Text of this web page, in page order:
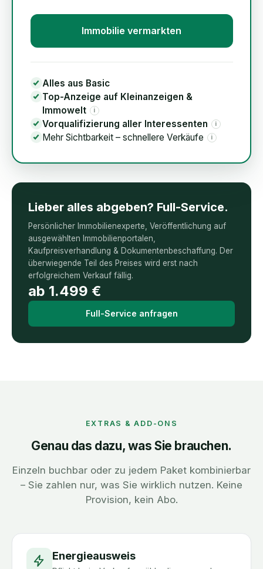
Immobilie vermarkten
Alles aus Basic
Top-Anzeige auf Kleinanzeigen &
Immowelt
i
Vorqualifizierung aller Interessenten i
Mehr Sichtbarkeit – schnellere Verkäufe i
Lieber alles abgeben? Full-Service.
Persönlicher Immobilienexperte, Veröffentlichung auf
ausgewählten Immobilienportalen,
Kaufpreisverhandlung & Dokumentenbeschaffung. Der
überwiegende Teil des Preises wird erst nach
erfolgreichem Verkauf fällig.
ab 1.499 €
Full-Service anfragen
EXTRAS & ADD-ONS
Genau das dazu, was Sie brauchen.
Einzeln buchbar oder zu jedem Paket kombinierbar
– Sie zahlen nur, was Sie wirklich nutzen. Keine
Provision, kein Abo.
Energieausweis